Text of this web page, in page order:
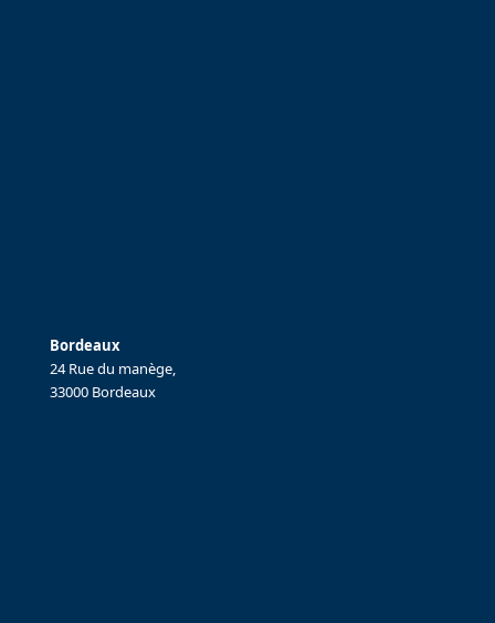
Bordeaux
24 Rue du manège,
33000 Bordeaux